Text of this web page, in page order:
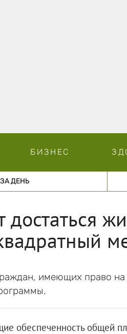
БИЗНЕС
ДЕНЬ
достаться
имеющих право
обеспеченность общей